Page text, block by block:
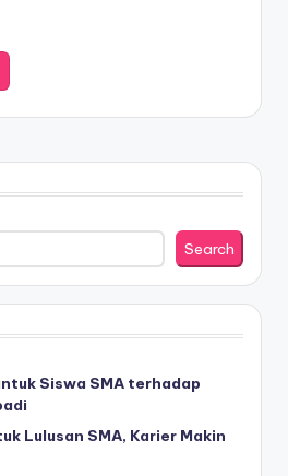
Search
Siswa SMA terhadap
Lulusan SMA, Karier Makin